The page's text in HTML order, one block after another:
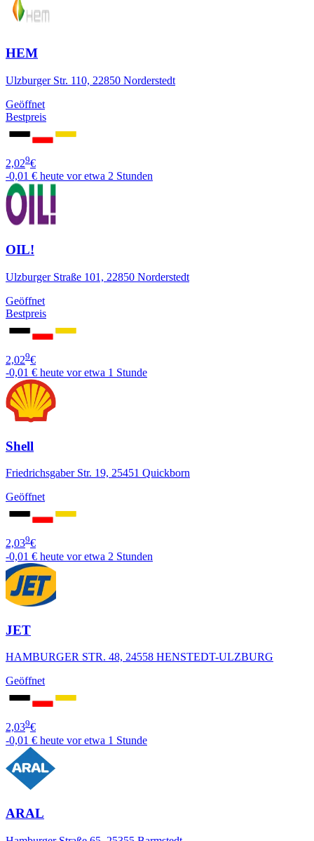
HEM
Ulzburger Str. 110, 22850 Norderstedt
Geöffnet
Bestpreis
2,029€
-0,01 € heute vor etwa 2 Stunden
OIL!
Ulzburger Straße 101, 22850 Norderstedt
Geöffnet
Bestpreis
2,029€
-0,01 € heute vor etwa 1 Stunde
Shell
Friedrichsgaber Str. 19, 25451 Quickborn
Geöffnet
2,039€
-0,01 € heute vor etwa 2 Stunden
JET
HAMBURGER STR. 48, 24558 HENSTEDT-ULZBURG
Geöffnet
2,039€
-0,01 € heute vor etwa 1 Stunde
ARAL